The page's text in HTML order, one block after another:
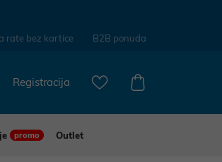
rate bez kartice B2B ponuda
Registracija
promo
Outlet